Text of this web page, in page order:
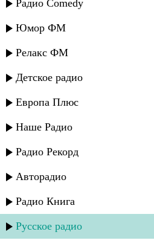
Радио Comedy
Юмор ФМ
Релакс ФМ
Детское радио
Европа Плюс
Наше Радио
Радио Рекорд
Авторадио
Радио Книга
Русское радио
Абдула Мирзакеримов и
Уву вува
Гюльназ
Мирзакеримов - Севдегюм
Абдула Мирзакеримов -
Абдула Мирзакеримов -
Абдула Мирзакеримов -
Абдула Мирзакеримов -